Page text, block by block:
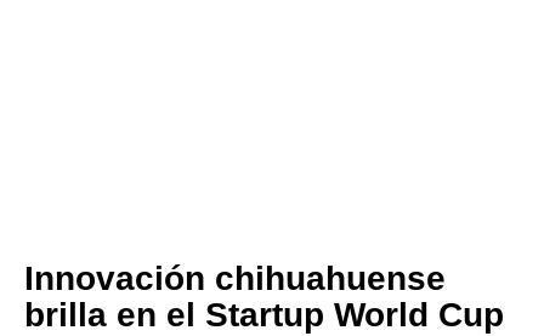
Innovación chihuahuense
brilla en el Startup World Cup